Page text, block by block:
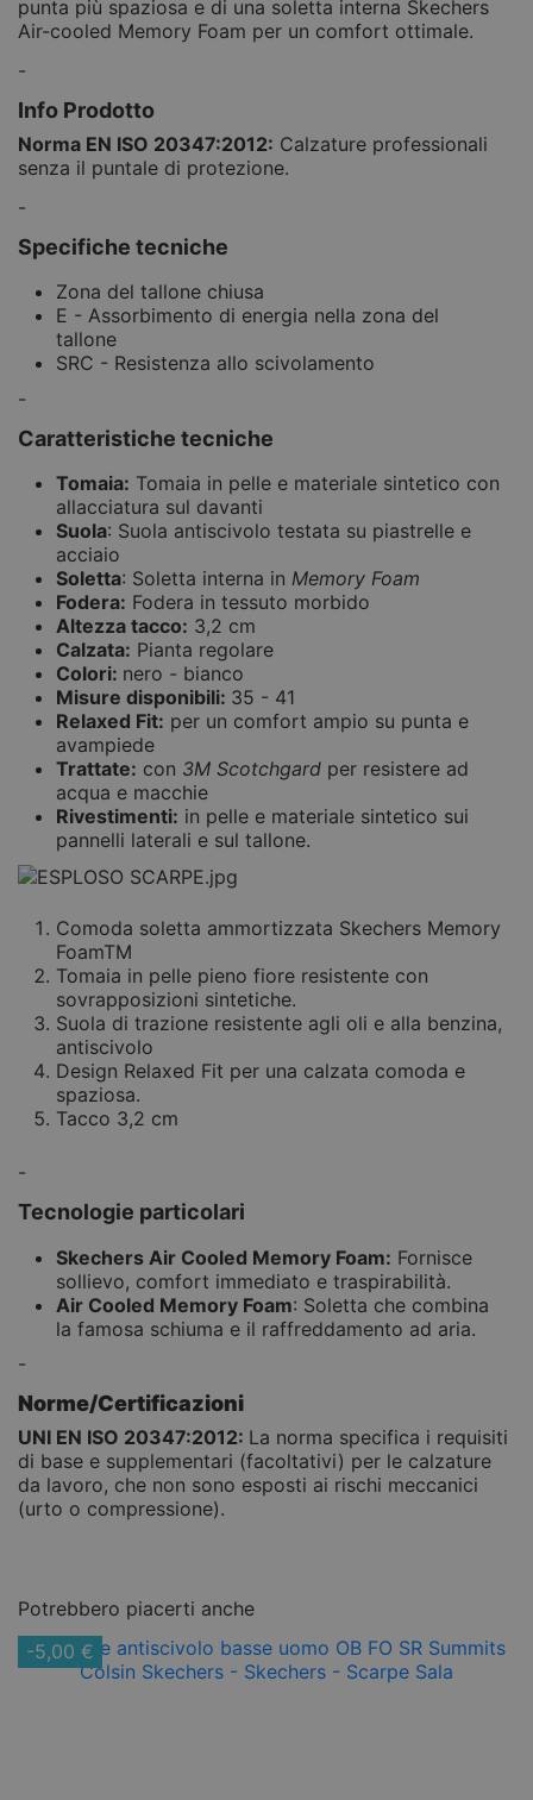
punta più spaziosa e di una soletta interna Skechers
Air-cooled Memory Foam per un comfort ottimale.
-
Info Prodotto
Norma EN ISO 20347:2012: Calzature professionali
senza il puntale di protezione.
-
Specifiche tecniche
Zona del tallone chiusa
E - Assorbimento di energia nella zona del
tallone
SRC - Resistenza allo scivolamento
-
Caratteristiche tecniche
Tomaia: Tomaia in pelle e materiale sintetico con
allacciatura sul davanti
Suola: Suola antiscivolo testata su piastrelle e
acciaio
Soletta: Soletta interna in Memory Foam
Fodera: Fodera in tessuto morbido
Altezza tacco: 3,2 cm
Calzata: Pianta regolare
Colori: nero - bianco
Misure disponibili: 35 - 41
Relaxed Fit: per un comfort ampio su punta e
avampiede
Trattate: con 3M Scotchgard per resistere ad
acqua e macchie
Rivestimenti: in pelle e materiale sintetico sui
pannelli laterali e sul tallone.
Comoda soletta ammortizzata Skechers Memory
FoamTM
Tomaia in pelle pieno fiore resistente con
sovrapposizioni sintetiche.
Suola di trazione resistente agli oli e alla benzina,
antiscivolo
Design Relaxed Fit per una calzata comoda e
spaziosa.
Tacco 3,2 cm
-
Tecnologie particolari
Skechers Air Cooled Memory Foam: Fornisce
sollievo, comfort immediato e traspirabilità.
Air Cooled Memory Foam: Soletta che combina
la famosa schiuma e il raffreddamento ad aria.
-
Norme/Certificazioni
UNI EN ISO 20347:2012: La norma specifica i requisiti
di base e supplementari (facoltativi) per le calzature
da lavoro, che non sono esposti ai rischi meccanici
(urto o compressione).
Potrebbero piacerti anche
-5,00 €